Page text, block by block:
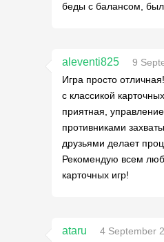
беды с балансом,
aleventi825
9
Игра просто
с классикой
приятная,
противниками
друзьями делает
Рекомендую всем
карточных игр!
ataru
4 September